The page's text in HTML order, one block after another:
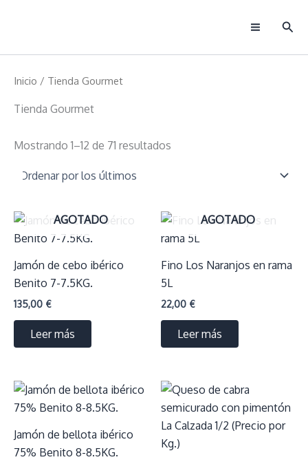
Inicio / Tienda Gourmet
Tienda Gourmet
Mostrando 1–12 de 71 resultados
AGOTADO
Jamón de cebo ibérico
Benito 7-7.5KG.
135,00 €
Leer más
AGOTADO
Fino Los Naranjos en rama
5L
22,00 €
Leer más
Jamón de bellota ibérico
75% Benito 8-8.5KG.